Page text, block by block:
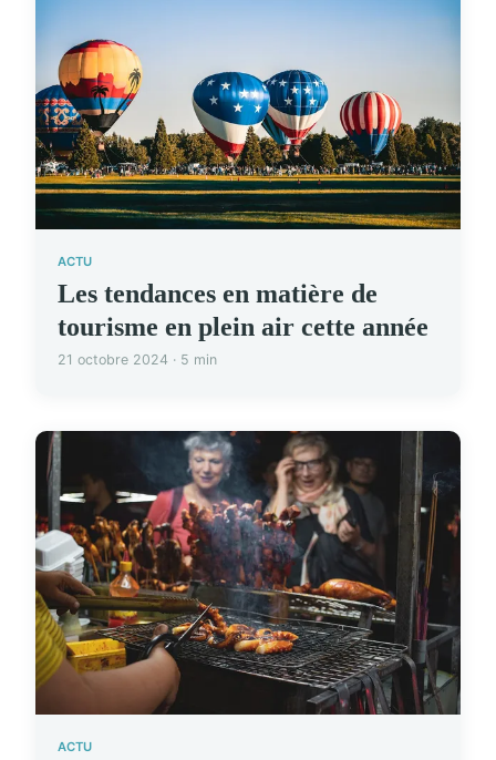
ACTU
Les tendances en matière de
tourisme en plein air cette année
21 octobre 2024 · 5 min
ACTU